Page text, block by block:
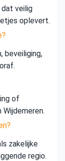
veilig
oplevert.
beveiliging,
of
Wijdemeren.
zakelijke
regio.